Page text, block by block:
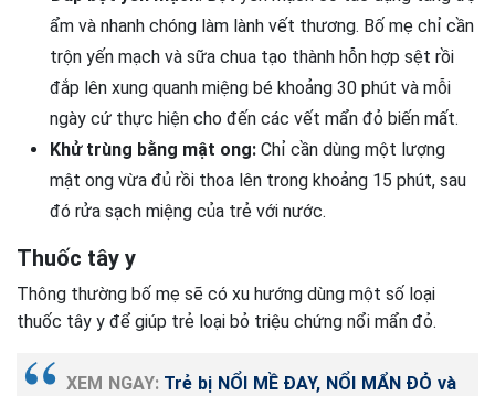
ẩm và nhanh chóng làm lành vết thương. Bố mẹ chỉ cần
trộn yến mạch và sữa chua tạo thành hỗn hợp sệt rồi
đắp lên xung quanh miệng bé khoảng 30 phút và mỗi
ngày cứ thực hiện cho đến các vết mẩn đỏ biến mất.
Khử trùng bằng mật ong: Chỉ cần dùng một lượng
mật ong vừa đủ rồi thoa lên trong khoảng 15 phút, sau
đó rửa sạch miệng của trẻ với nước.
Thuốc tây y
Thông thường bố mẹ sẽ có xu hướng dùng một số loại
thuốc tây y để giúp trẻ loại bỏ triệu chứng nổi mẩn đỏ.
XEM NGAY: Trẻ bị NỔI MỀ ĐAY, NỔI MẨN ĐỎ và